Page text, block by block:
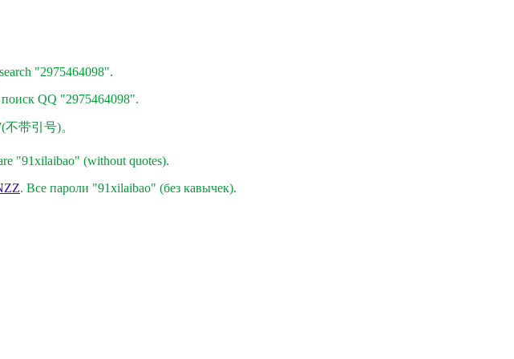
"2975464098".
QQ "2975464098".
不带引号)。
"91xilaibao" (without quotes).
. Все пароли "91xilaibao" (без кавычек).